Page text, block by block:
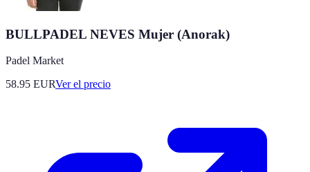
BULLPADEL NEVES Mujer (Anorak)
Padel Market
58.95 EURVer el precio